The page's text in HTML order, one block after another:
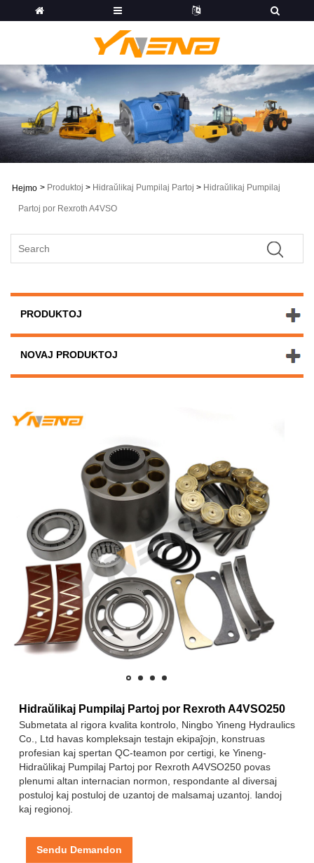
Hejmo > Produktoj > Hidraŭlikaj Pumpilaj Partoj > Hidraŭlikaj Pumpilaj
Partoj por Rexroth A4VSO
PRODUKTOJ
NOVAJ PRODUKTOJ
Hidraŭlikaj Pumpilaj Partoj por Rexroth A4VSO250
Submetata al rigora kvalita kontrolo, Ningbo Yineng Hydraulics
Co., Ltd havas kompleksajn testajn ekipaĵojn, konstruas
profesian kaj spertan QC-teamon por certigi, ke Yineng-
Hidraŭlikaj Pumpilaj Partoj por Rexroth A4VSO250 povas
plenumi altan internacian normon, respondante al diversaj
postuloj kaj postuloj de uzantoj de malsamaj uzantoj. landoj
kaj regionoj.
Sendu Demandon